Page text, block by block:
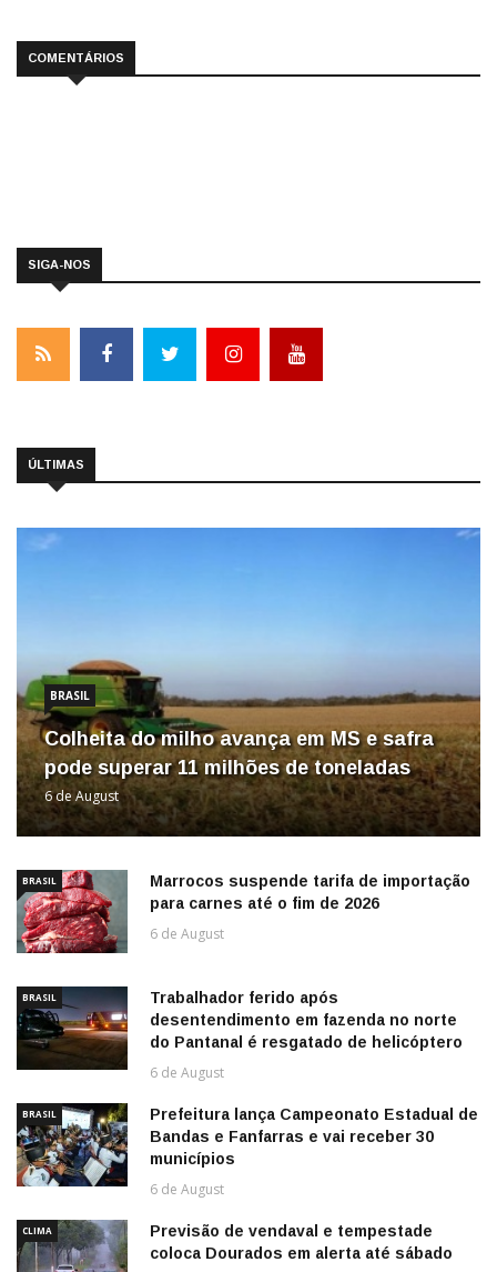
COMENTÁRIOS
SIGA-NOS
ÚLTIMAS
BRASIL
Colheita do milho avança em MS e safra
pode superar 11 milhões de toneladas
6 de August
BRASIL
Marrocos suspende tarifa de importação
para carnes até o fim de 2026
6 de August
BRASIL
Trabalhador ferido após
desentendimento em fazenda no norte
do Pantanal é resgatado de helicóptero
6 de August
BRASIL
Prefeitura lança Campeonato Estadual de
Bandas e Fanfarras e vai receber 30
municípios
6 de August
CLIMA
Previsão de vendaval e tempestade
coloca Dourados em alerta até sábado